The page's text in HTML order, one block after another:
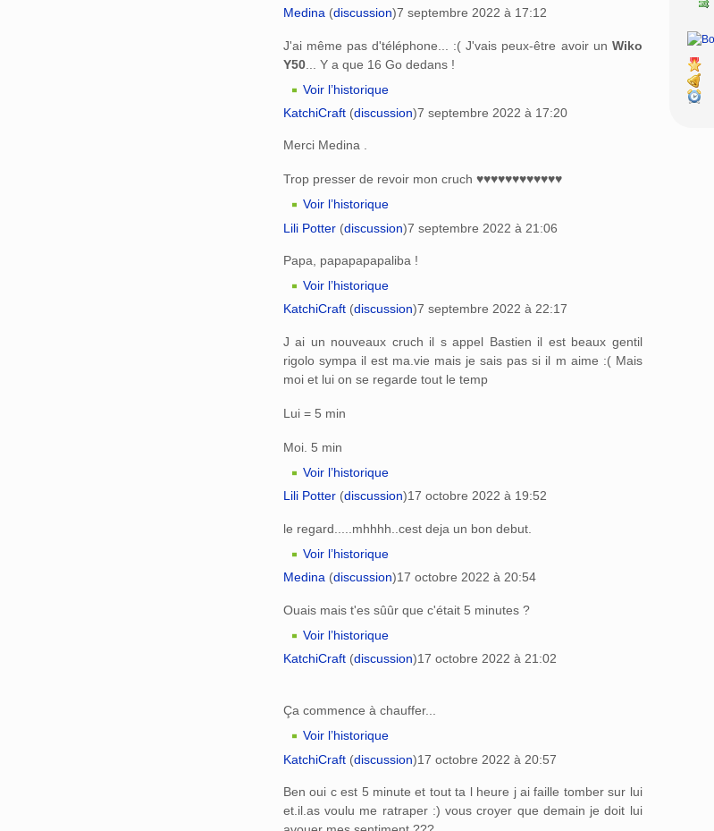
Medina (discussion)7 septembre 2022 à 17:12
J'ai même pas d'téléphone... :( J'vais peux-être avoir un Wiko
Y50 ... Y a que 16 Go dedans !
Voir l’historique
KatchiCraft (discussion)7 septembre 2022 à 17:20
Merci Medina .
Trop presser de revoir mon cruch ♥♥♥♥♥♥♥♥♥♥♥♥
Voir l’historique
Lili Potter (discussion)7 septembre 2022 à 21:06
Papa, papapapapaliba !
Voir l’historique
KatchiCraft (discussion)7 septembre 2022 à 22:17
J ai un nouveaux cruch il s appel Bastien il est beaux gentil
rigolo sympa il est ma.vie mais je sais pas si il m aime :( Mais
moi et lui on se regarde tout le temp
Lui = 5 min
Moi. 5 min
Voir l’historique
Lili Potter (discussion)17 octobre 2022 à 19:52
le regard.....mhhhh..cest deja un bon debut.
Voir l’historique
Medina (discussion)17 octobre 2022 à 20:54
Ouais mais t'es sûûr que c'était 5 minutes ?
Voir l’historique
KatchiCraft (discussion)17 octobre 2022 à 21:02
Ça commence à chauffer...
Voir l’historique
KatchiCraft (discussion)17 octobre 2022 à 20:57
Ben oui c est 5 minute et tout ta l heure j ai faille tomber sur lui
et.il.as voulu me ratraper :) vous croyer que demain je doit lui